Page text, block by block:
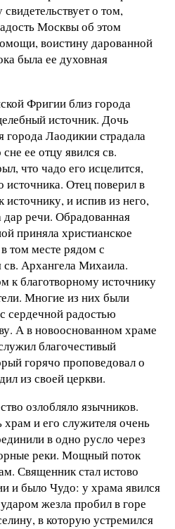
о том,
Москвы об этом
воистину дарованной
была ее духовная
Фригии близ города
источник. Дочь
города Лаодикии страдала
ее отцу явился св.
что чадо его исцелится,
источника. Отец поверил в
источнику, и испив из него,
речи. Обрадованная
приняла христианское
том месте рядом с
Архангела Михаила.
к благотворному источнику
Многие из них были
сердечной радостью
А в новооснованном храме
благочестивый
горячо проповедовал о
из своей церкви.
озлобляло язычников.
и его служителя очень
в одно русло через
реки. Мощный поток
Священник стал истово
и было Чудо: у храма явился
жезла пробил в горе
в которую устремился